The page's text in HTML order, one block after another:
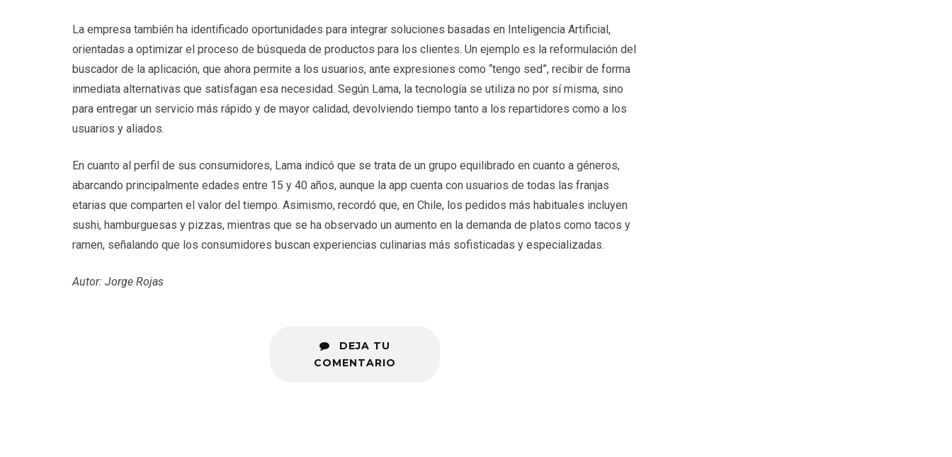
La empresa también ha identificado oportunidades para integrar soluciones basadas en Inteligencia Artificial,
orientadas a optimizar el proceso de búsqueda de productos para los clientes. Un ejemplo es la reformulación del
buscador de la aplicación, que ahora permite a los usuarios, ante expresiones como “tengo sed”, recibir de forma
inmediata alternativas que satisfagan esa necesidad. Según Lama, la tecnología se utiliza no por sí misma, sino
para entregar un servicio más rápido y de mayor calidad, devolviendo tiempo tanto a los repartidores como a los
usuarios y aliados.
En cuanto al perfil de sus consumidores, Lama indicó que se trata de un grupo equilibrado en cuanto a géneros,
abarcando principalmente edades entre 15 y 40 años, aunque la app cuenta con usuarios de todas las franjas
etarias que comparten el valor del tiempo. Asimismo, recordó que, en Chile, los pedidos más habituales incluyen
sushi, hamburguesas y pizzas, mientras que se ha observado un aumento en la demanda de platos como tacos y
ramen, señalando que los consumidores buscan experiencias culinarias más sofisticadas y especializadas.
Autor: Jorge Rojas
DEJA TU
COMENTARIO